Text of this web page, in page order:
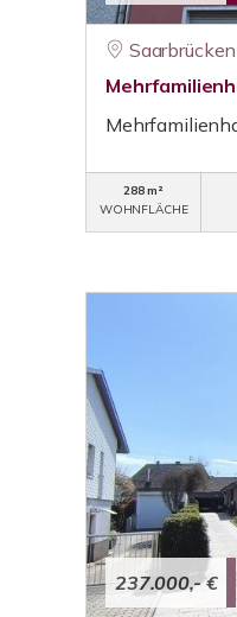
288 m²
WOHNFLÄCHE
237.000,- €